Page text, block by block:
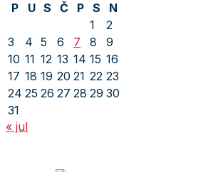
P
U S Č P S
N
1
2
3
4 5 6 7 8
9
10 11 12 13 14 15 16
17 18 19 20 21 22 23
24 25 26 27 28 29 30
31
« jul